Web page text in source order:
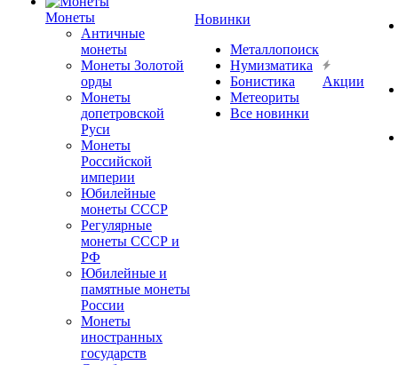
Монеты
Античные
монеты
Монеты Золотой
орды
Монеты
допетровской
Руси
Монеты
Российской
империи
Юбилейные
монеты СССР
Регулярные
монеты СССР и
РФ
Юбилейные и
памятные монеты
России
Монеты
иностранных
государств
Новинки
Металлопоиск
Нумизматика
Бонистика
Метеориты
Все новинки
Акции